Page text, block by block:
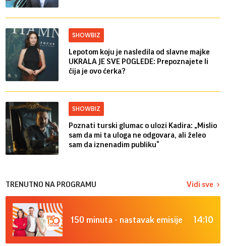
SHOWBIZ
Lepotom koju je nasledila od slavne majke
UKRALA JE SVE POGLEDE: Prepoznajete li
čija je ovo ćerka?
SHOWBIZ
Poznati turski glumac o ulozi Kadira: „Mislio
sam da mi ta uloga ne odgovara, ali želeo
sam da iznenadim publiku“
TRENUTNO NA PROGRAMU Vidi sve
150 minuta - nastavak emisije 14:10